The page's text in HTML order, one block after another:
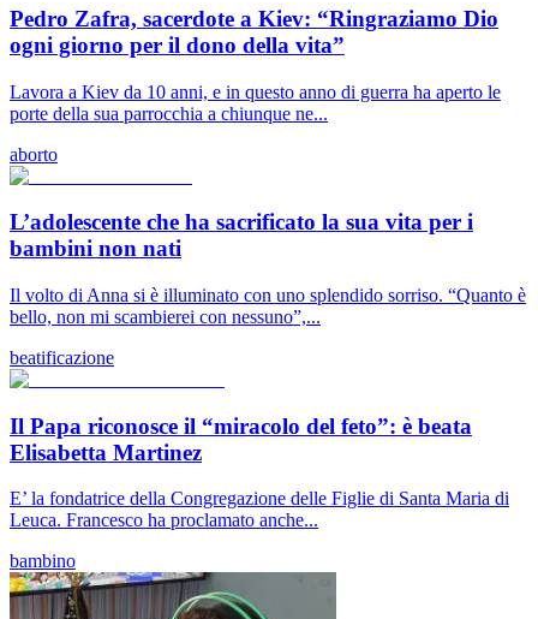
Pedro Zafra, sacerdote a Kiev: “Ringraziamo Dio
ogni giorno per il dono della vita”
Lavora a Kiev da 10 anni, e in questo anno di guerra ha aperto le
porte della sua parrocchia a chiunque ne...
aborto
L’adolescente che ha sacrificato la sua vita per i
bambini non nati
Il volto di Anna si è illuminato con uno splendido sorriso. “Quanto è
bello, non mi scambierei con nessuno”,...
beatificazione
Il Papa riconosce il “miracolo del feto”: è beata
Elisabetta Martinez
E’ la fondatrice della Congregazione delle Figlie di Santa Maria di
Leuca. Francesco ha proclamato anche...
bambino